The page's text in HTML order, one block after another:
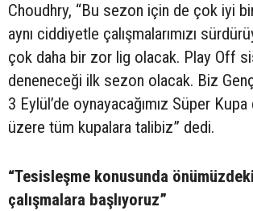
Choudhry, “Bu sezon için de çok iyi
aynı ciddiyetle çalışmalarımızı
çok daha bir zor lig olacak. Play Off
deneneceği ilk sezon olacak. Biz
3 Eylül’de oynayacağımız Süper
üzere tüm kupalara talibiz” dedi.
“Tesisleşme konusunda
çalışmalara başlıyoruz”